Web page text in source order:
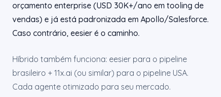
orçamento enterprise (USD 30K+/ano em tooling de
vendas) e já está padronizada em Apollo/Salesforce.
Caso contrário, eesier é o caminho.
Híbrido também funciona: eesier para o pipeline
brasileiro + 11x.ai (ou similar) para o pipeline USA.
Cada agente otimizado para seu mercado.